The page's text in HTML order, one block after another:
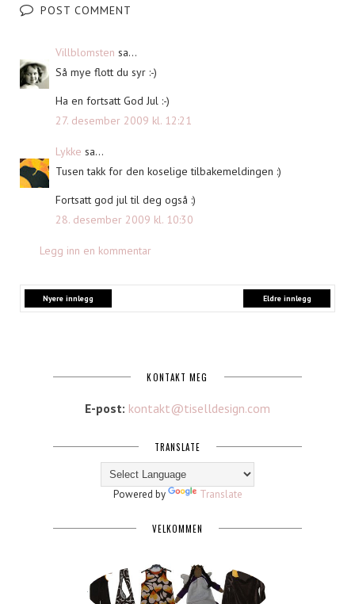
POST COMMENT
Villblomsten sa...
Så mye flott du syr :-)
Ha en fortsatt God Jul :-)
27. desember 2009 kl. 12:21
Lykke sa...
Tusen takk for den koselige tilbakemeldingen :)
Fortsatt god jul til deg også :)
28. desember 2009 kl. 10:30
Legg inn en kommentar
Nyere innlegg Eldre innlegg
KONTAKT MEG
E-post: kontakt@tiselldesign.com
TRANSLATE
Powered by Translate
VELKOMMEN